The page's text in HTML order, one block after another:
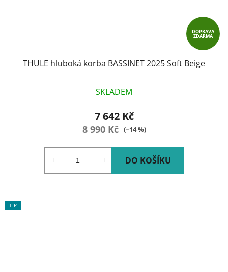
DOPRAVA
ZDARMA
THULE hluboká korba BASSINET 2025 Soft Beige
SKLADEM
7 642 Kč
8 990 Kč (–14 %)
DO KOŠÍKU
TIP